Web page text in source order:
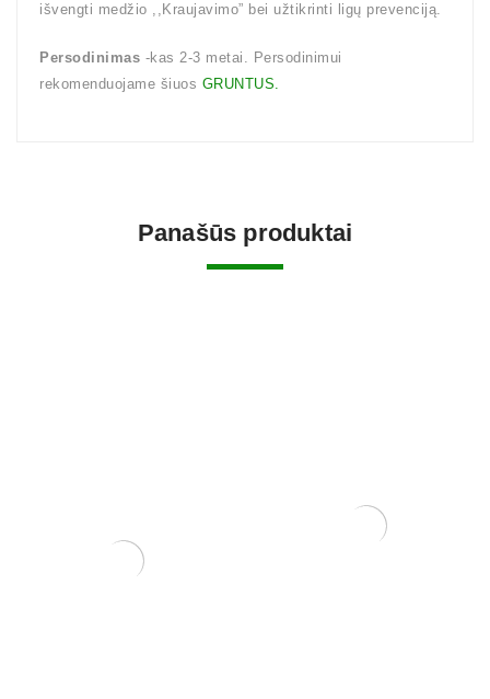
išvengti medžio ,,Kraujavimo” bei užtikrinti ligų prevenciją.
Persodinimas -kas 2-3 metai. Persodinimui
rekomenduojame šiuos GRUNTUS.
Panašūs produktai